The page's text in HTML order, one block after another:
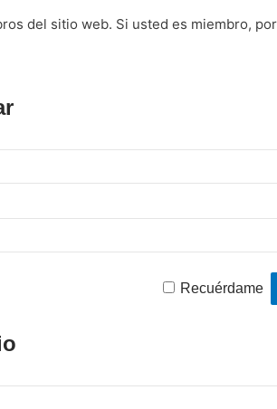
del sitio web. Si usted es miembro,
Recuérdame